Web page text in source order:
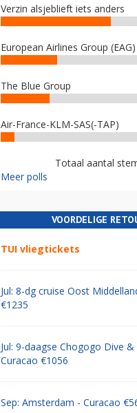
Verzin alsjeblieft iets anders
European Airlines Group (EAG)
The Blue Group
Air-France-KLM-SAS(-TAP)
Totaal aantal
Meer polls
VOORDELIGE
TUI vliegtickets
Jul: 8-dg cruise Oost
€1235
Jul: 9-daagse Chogogo Dive &
Curacao €1056
Sep: Amsterdam - Curacao